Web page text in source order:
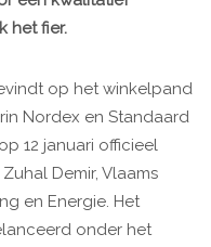
het fier.
op het winkelpand
Nordex en Standaard
12 januari officieel
Demir, Vlaams
en Energie. Het
onder het